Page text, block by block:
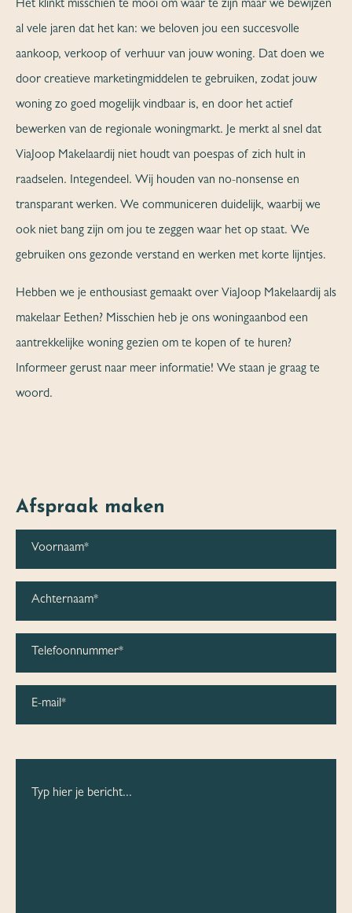
Het klinkt misschien te mooi om waar te zijn maar we bewijzen
al vele jaren dat het kan: we beloven jou een succesvolle
aankoop, verkoop of verhuur van jouw woning. Dat doen we
door creatieve marketingmiddelen te gebruiken, zodat jouw
woning zo goed mogelijk vindbaar is, en door het actief
bewerken van de regionale woningmarkt. Je merkt al snel dat
ViaJoop Makelaardij niet houdt van poespas of zich hult in
raadselen. Integendeel. Wij houden van no-nonsense en
transparant werken. We communiceren duidelijk, waarbij we
ook niet bang zijn om jou te zeggen waar het op staat. We
gebruiken ons gezonde verstand en werken met korte lijntjes.
Hebben we je enthousiast gemaakt over ViaJoop Makelaardij als
makelaar Eethen? Misschien heb je ons woningaanbod een
aantrekkelijke woning gezien om te kopen of te huren?
Informeer gerust naar meer informatie! We staan je graag te
woord.
Afspraak maken